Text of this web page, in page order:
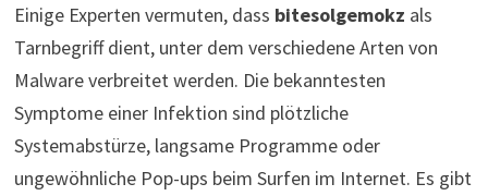
Einige Experten vermuten, dass bitesolgemokz als
Tarnbegriff dient, unter dem verschiedene Arten von
Malware verbreitet werden. Die bekanntesten
Symptome einer Infektion sind plötzliche
Systemabstürze, langsame Programme oder
ungewöhnliche Pop-ups beim Surfen im Internet. Es gibt